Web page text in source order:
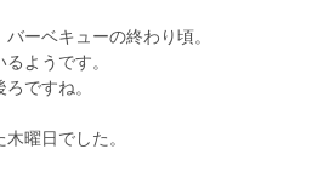
ーベキューの終わり頃。
ようです。
ですね。
曜日でした。